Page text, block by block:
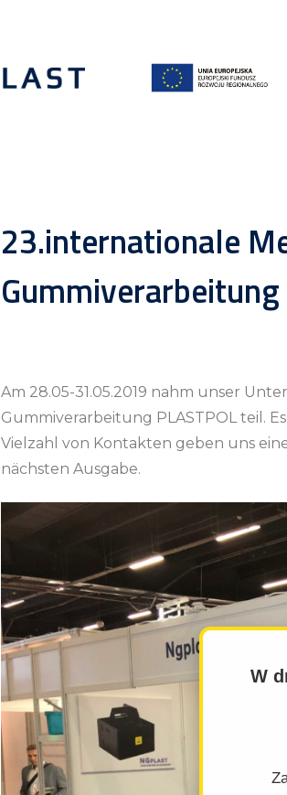
23.internationale
Am 28.05-31.05.2019 nahm unser
Gummiverarbeitung PLASTPOL teil.
Vielzahl von Kontakten geben uns
nächsten Ausgabe.
W